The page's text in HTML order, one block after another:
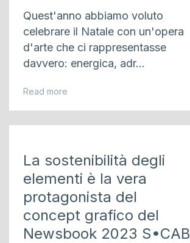
Quest'anno abbiamo voluto
celebrare il Natale con un'opera
d'arte che ci rappresentasse
davvero: energica, adr...
Read more
La sostenibilità degli
elementi è la vera
protagonista del
concept grafico del
Newsbook 2023 S•CAB